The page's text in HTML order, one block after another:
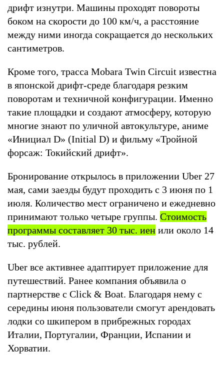
дрифт изнутри. Машины проходят повороты
боком на скорости до 100 км/ч, а расстояние
между ними иногда сокращается до нескольких
сантиметров.
Кроме того, трасса Mobara Twin Circuit известна
в японской дрифт-среде благодаря резким
поворотам и техничной конфигурации. Именно
такие площадки и создают атмосферу, которую
многие знают по уличной автокультуре, аниме
«Инициал D» (Initial D) и фильму «Тройной
форсаж: Токийский дрифт».
Бронирование открылось в приложении Uber 27
мая, сами заезды будут проходить с 3 июня по 1
июля. Количество мест ограничено и ежедневно
принимают только четыре группы. Стоимость
программы составляет 30 тыс. иен или около 14
тыс. рублей.
Uber все активнее адаптирует приложение для
путешествий. Ранее компания объявила о
партнерстве с Click & Boat. Благодаря нему с
середины июня пользователи смогут арендовать
лодки со шкипером в прибрежных городах
Италии, Португалии, Франции, Испании и
Хорватии.